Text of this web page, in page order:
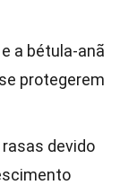
a bétula-anã
protegerem
devido